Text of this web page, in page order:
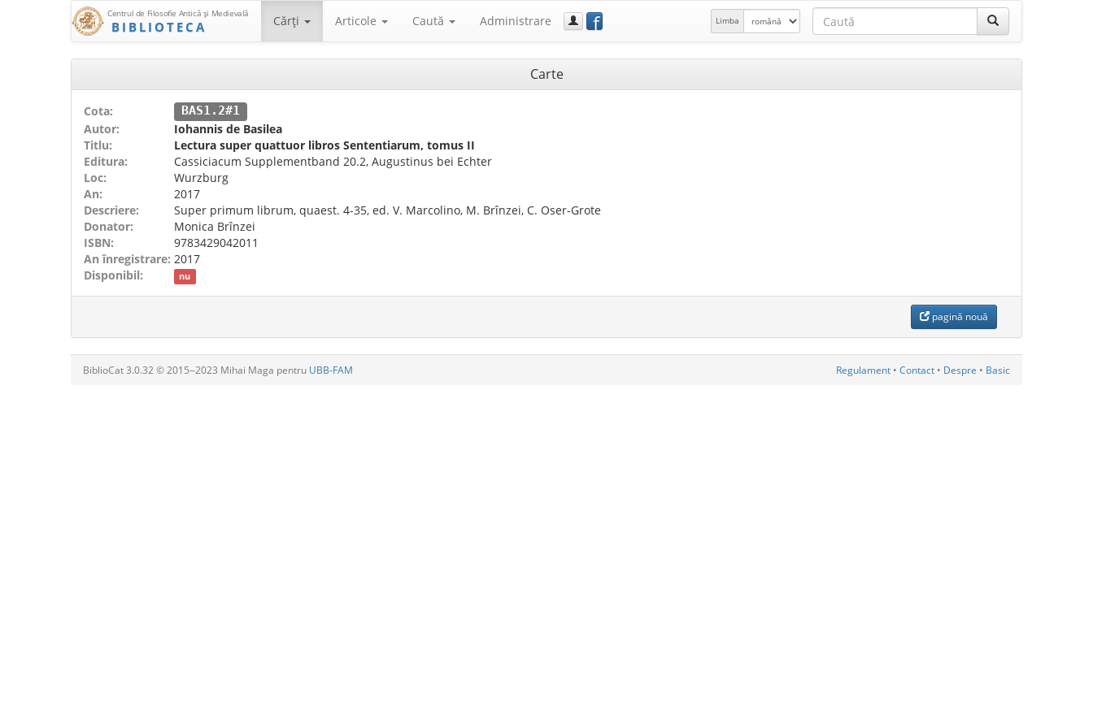
Centrul de Filosofie Antică şi Medievală
BIBLIOTECA Cărţi Articole Caută Administrare f Limba
Carte
Cota: BAS1.2#1
Autor:
Iohannis de Basilea
Titlu:
Lectura super quattuor libros Sententiarum, tomus II
Editura:
Cassiciacum Supplementband 20.2, Augustinus bei Echter
Loc:
Wurzburg
An:
2017
Descriere:
Super primum librum, quaest. 4-35, ed. V. Marcolino, M. Brînzei, C. Oser-Grote
Donator:
Monica Brînzei
ISBN:
9783429042011
An înregistrare: 2017
Disponibil:
nu
pagină nouă
BiblioCat 3.0.32 © 2015‒2023 Mihai Maga pentru UBB-FAM Regulament • Contact • Despre • Basic